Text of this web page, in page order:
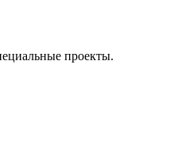
проекты.